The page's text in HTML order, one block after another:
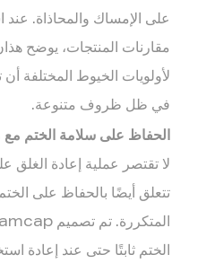
على الإمساك والمحاذاة. عند
مقارنات المنتجات، يوضح
لأولويات الخيوط المختلفة
في ظل ظروف متنوعة.
الحفاظ على سلامة الختم
لا تقتصر عملية إعادة
تتعلق أيضًا بالحفاظ على
الختم ثابتًا حتى عند إعادة